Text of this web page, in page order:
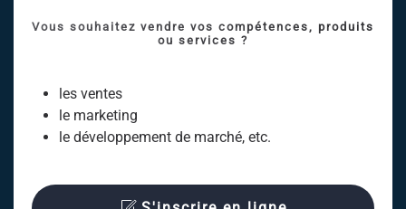
Vous souhaitez vendre vos compétences, produits
ou services ?
les ventes
le marketing
le développement de marché, etc.